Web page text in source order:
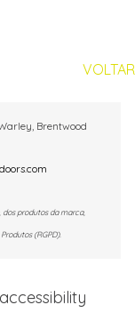
VOLTAR
Brentwood
produtos da marca,
(RGPD).